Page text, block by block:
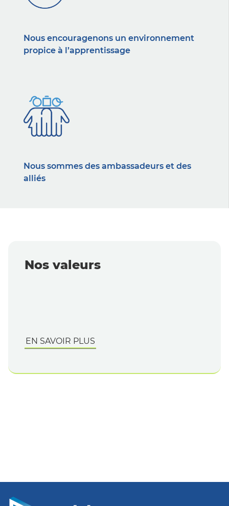
Nous encouragenons un environnement
propice à l’apprentissage
Nous sommes des ambassadeurs et des
alliés
Nos valeurs
EN SAVOIR PLUS